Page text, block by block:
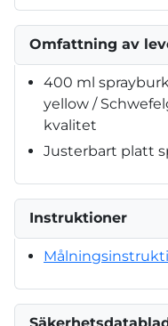
Omfattning av
400 ml
yellow /
kvalitet
Justerbart platt
Instruktioner